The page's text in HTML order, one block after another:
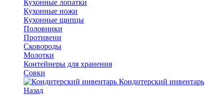
Кухонные лопатки
Кухонные ножи
Кухонные щипцы
Половники
Противени
Сковороды
Молотки
Контейнеры для хранения
Совки
Кондитерский инвентарь
Назад